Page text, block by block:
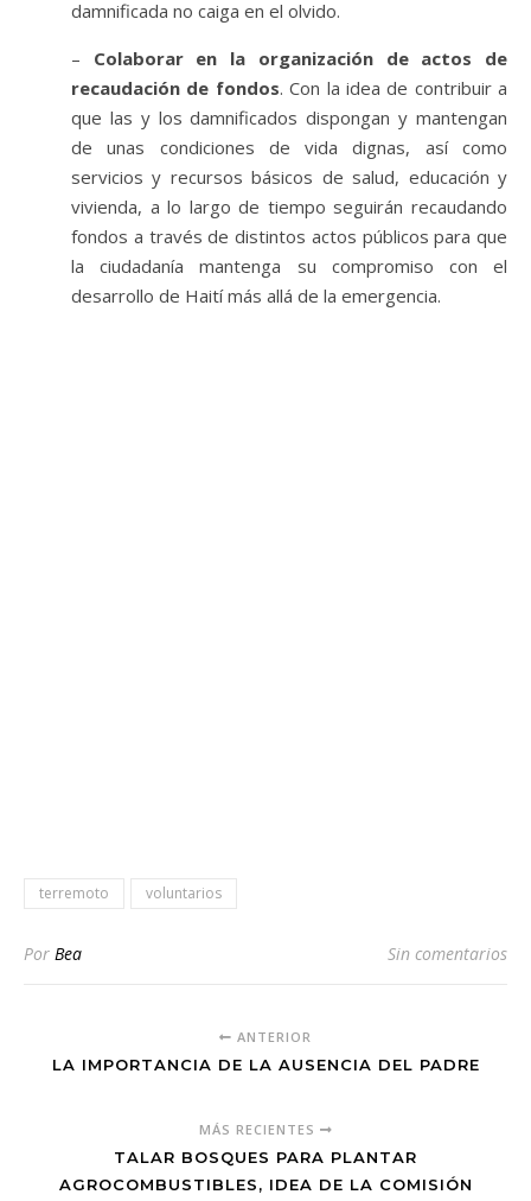
damnificada no caiga en el olvido.
– Colaborar en la organización de actos de
recaudación de fondos. Con la idea de contribuir a
que las y los damnificados dispongan y mantengan
de unas condiciones de vida dignas, así como
servicios y recursos básicos de salud, educación y
vivienda, a lo largo de tiempo seguirán recaudando
fondos a través de distintos actos públicos para que
la ciudadanía mantenga su compromiso con el
desarrollo de Haití más allá de la emergencia.
terremoto voluntarios
Por Bea Sin comentarios
ANTERIOR
LA IMPORTANCIA DE LA AUSENCIA DEL PADRE
MÁS RECIENTES
TALAR BOSQUES PARA PLANTAR
AGROCOMBUSTIBLES, IDEA DE LA COMISIÓN